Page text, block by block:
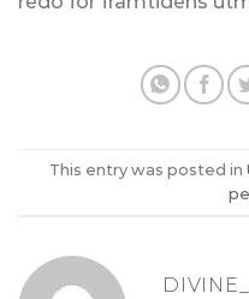
This entry was posted in